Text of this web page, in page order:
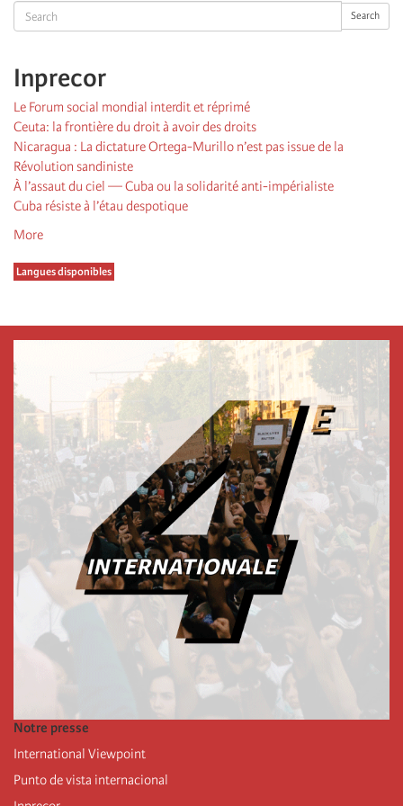
Search Search
Inprecor
Le Forum social mondial interdit et réprimé
Ceuta: la frontière du droit à avoir des droits
Nicaragua : La dictature Ortega-Murillo n’est pas issue de la
Révolution sandiniste
À l’assaut du ciel — Cuba ou la solidarité anti-impérialiste
Cuba résiste à l’étau despotique
More
Langues disponibles
Notre presse
International Viewpoint
Punto de vista internacional